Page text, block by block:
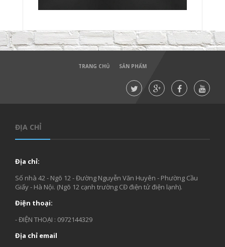
TRANG CHỦ SẢN PHẨM
ĐỊA CHỈ
Địa chỉ:
Số nhà 42 - Ngõ 12 - Đường Nguyễn Văn Huyên - Phường Cầu
Giấy - Hà Nội. (Ngõ 12 cạnh trường CĐ điện tử điện lạnh).
Điện thoại:
- ĐIỆN THOẠI : 0972144329
Địa chỉ email